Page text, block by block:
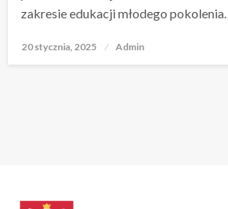
zakresie edukacji młodego pokolenia….
Opublikowane
20 stycznia, 2025 Admin